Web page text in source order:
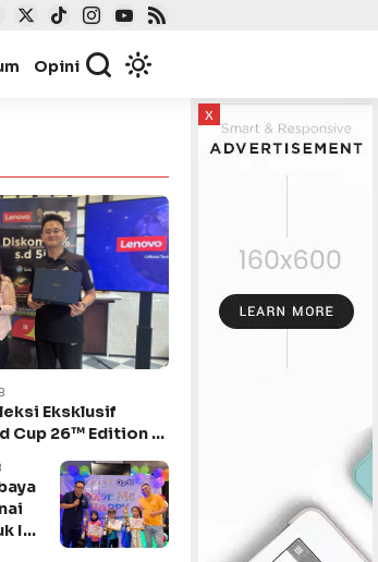
Opini
x
Eksklusif
Cup 26™ Edition di
Isi